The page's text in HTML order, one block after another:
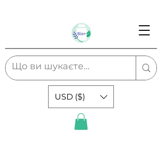
USD ($)